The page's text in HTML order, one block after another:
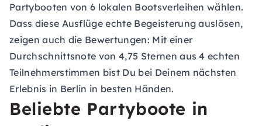
Partybooten von 6 lokalen Bootsverleihen wählen.
Dass diese Ausflüge echte Begeisterung auslösen,
zeigen auch die Bewertungen: Mit einer
Durchschnittsnote von 4,75 Sternen aus 4 echten
Teilnehmerstimmen bist Du bei Deinem nächsten
Erlebnis in Berlin in besten Händen.
Beliebte Partyboote in